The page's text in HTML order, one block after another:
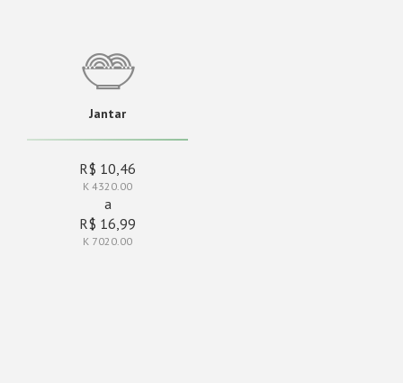
Jantar
R$ 10,46
K 4320.00
a
R$ 16,99
K 7020.00